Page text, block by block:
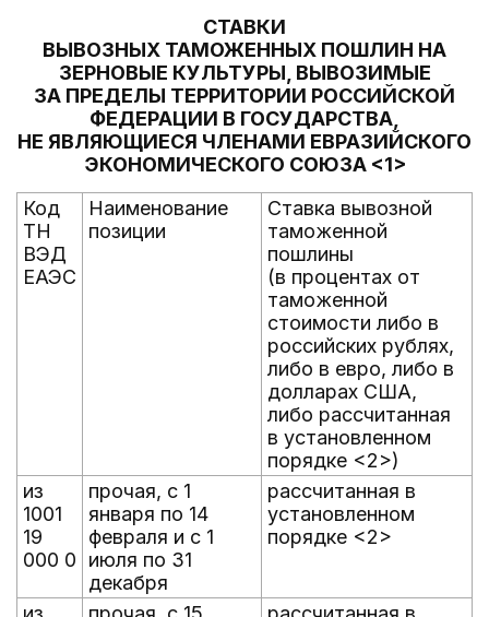
СТАВКИ
ВЫВОЗНЫХ ТАМОЖЕННЫХ ПОШЛИН НА
ЗЕРНОВЫЕ КУЛЬТУРЫ, ВЫВОЗИМЫЕ
ЗА ПРЕДЕЛЫ ТЕРРИТОРИИ РОССИЙСКОЙ
ФЕДЕРАЦИИ В ГОСУДАРСТВА,
НЕ ЯВЛЯЮЩИЕСЯ ЧЛЕНАМИ ЕВРАЗИЙСКОГО
ЭКОНОМИЧЕСКОГО СОЮЗА <1>
Код
ТН
ВЭД
ЕАЭС
Наименование
позиции
Ставка вывозной
таможенной
пошлины
(в процентах от
таможенной
стоимости либо в
российских рублях,
либо в евро, либо в
долларах США,
либо рассчитанная
в установленном
порядке <2>)
из
1001
19
000 0
прочая, с 1
января по 14
февраля и с 1
июля по 31
декабря
рассчитанная в
установленном
порядке <2>